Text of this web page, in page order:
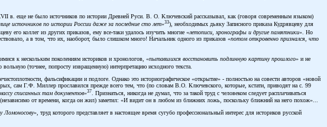
в. еще не было источников по истории Древней Руси. В. О. Ключевский рассказывал, как (говоря современным языком)
источников по истории России даже за последние сто лет»33), необходимых дьяку Записного приказа Кудрявцеву для
его коллег из других приказов, ему все-таки удалось изучить многие «летописи, хронографы и другие памятники». Но
а в том, что их, наоборот, было слишком много! Начальник одного из приказов «потом откровенно признался, что
к нескольким поколениям историков и хронологов, «пытавшихся восстановить подлинную картину прошлого» и не
вольную (точнее, попросту извращенную) интерпретацию исходного текста.
фальсификации и подлоге. Однако это историографическое «открытие» - полностью на совести авторов «новой
сам Г.Ф. Миллер прославился прежде всего тем, что (по словам В.О. Ключевского, которые, кстати, приводят на с. 99
списанных там документов»37. Признаться, никогда не думал, что за такой труд с человеком следует расплачиваться
от времени, когда он жил) заметил: «И видит он в любом из ближних ложь, поскольку ближний на него похож»...
Ломоносову», труд которого представляет в настоящее время сугубо профессиональный интерес для историков русской